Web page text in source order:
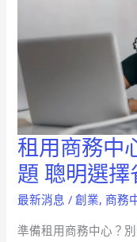
選
到
理
想
辦
公
空
間
租用商務中
題 聰明選擇
最新消息 /創業, 商務
準備租用商務中心？
租
用
商
務
中